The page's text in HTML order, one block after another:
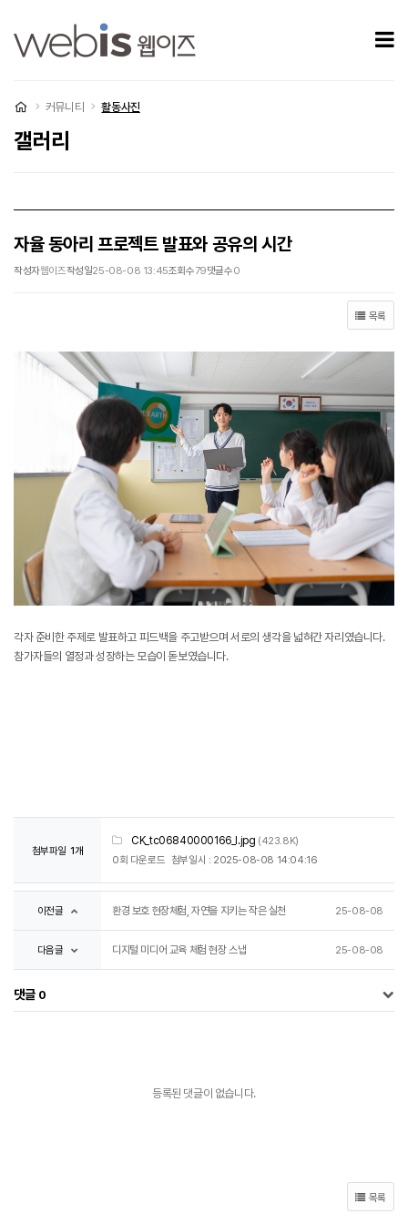
처음으로
커뮤니티 활동사진
갤러리
자율 동아리 프로젝트 발표와 공유의 시간
작성자웹이즈작성일25-08-08 13:45조회수79댓글수0
목록
각자 준비한 주제로 발표하고 피드백을 주고받으며 서로의 생각을 넓혀간 자리였습니다.
참가자들의 열정과 성장하는 모습이 돋보였습니다.
첨부파일 1개
CK_tc06840000166_l.jpg (423.8K)
0회 다운로드 첨부일시 : 2025-08-08 14:04:16
이전글 환경 보호 현장체험, 자연을 지키는 작은 실천 25-08-08
다음글 디지털 미디어 교육 체험 현장 스냅 25-08-08
댓글 0
등록된 댓글이 없습니다.
목록